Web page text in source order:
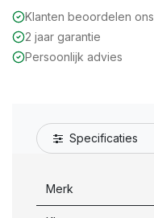
Klanten beoordelen ons
2 jaar garantie
Persoonlijk advies
Specificaties
Merk